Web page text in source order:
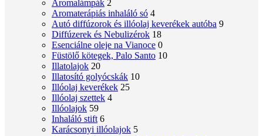
Aromalámpák 2
Aromaterápiás inhaláló só 4
Autó diffúzorok és illóolaj keverékek autóba 9
Diffúzerek és Nebulizérok 18
Esenciálne oleje na Vianoce 0
Füstölő kötegek, Palo Santo 10
Illatolajok 20
Illatosító golyócskák 10
Illóolaj keverékek 25
Illóolaj szettek 4
Illóolajok 59
Inhaláló stift 6
Karácsonyi illóolajok 5